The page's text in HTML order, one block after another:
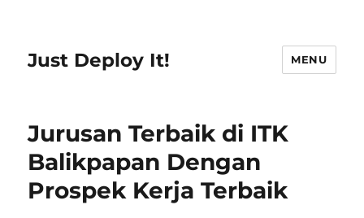
Just Deploy It! MENU
Jurusan Terbaik di ITK
Balikpapan Dengan
Prospek Kerja Terbaik